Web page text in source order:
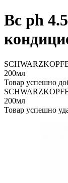
Bc ph
200мл
Товар успешно
200мл
Товар успешно